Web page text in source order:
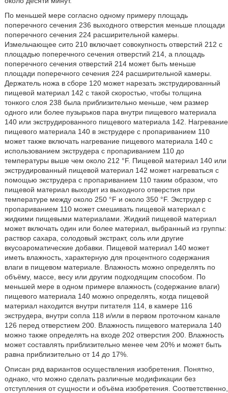
По меньшей мере согласно одному примеру площадь
поперечного сечения 236 выходного отверстия меньше площади
поперечного сечения 224 расширительной камеры.
Измельчающее сито 210 включает совокупность отверстий 212 с
площадью поперечного сечения отверстий 214, а площадь
поперечного сечения отверстий 214 может быть меньше
площади поперечного сечения 224 расширительной камеры.
Держатель ножа в сборе 120 может нарезать экструдированный
пищевой материал 142 с такой скоростью, чтобы толщина
тонкого слоя 238 была приблизительно меньше, чем размер
одного или более пузырьков пара внутри пищевого материала
140 или экструдированного пищевого материала 142. Нагревание
пищевого материала 140 в экструдере с пропариванием 110
может также включать нагревание пищевого материала 140 с
использованием экструдера с пропариванием 110 до
температуры выше чем около 212 °F. Пищевой материал 140 или
экструдированный пищевой материал 142 может нагреваться с
помощью экструдера с пропариванием 110 таким образом, что
пищевой материал выходит из выходного отверстия при
температуре между около 250 °F и около 350 °F. Экструдер с
пропариванием 110 может смешивать пищевой материал с
жидкими пищевыми материалами. Жидкий пищевой материал
может включать один или более материал, выбранный из группы:
раствор сахара, солодовый экстракт, соль или другие
вкусоароматические добавки. Пищевой материал 140 может
иметь влажность, характерную для процентного содержания
влаги в пищевом материале. Влажность можно определять по
объёму, массе, весу или другим подходящим способом. По
меньшей мере в одном примере влажность (содержание влаги)
пищевого материала 140 можно определять, когда пищевой
материал находится внутри питателя 114, в камере 116
экструдера, внутри сопла 118 и/или в первом проточном канале
126 перед отверстием 200. Влажность пищевого материала 140
можно также определять на входе 202 отверстия 200. Влажность
может составлять приблизительно менее чем 20% и может быть
равна приблизительно от 14 до 17%.
Описан ряд вариантов осуществления изобретения. Понятно,
однако, что можно сделать различные модификации без
отступления от сущности и объёма изобретения. Соответственно,